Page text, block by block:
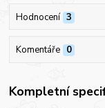
Hodnocení 3
Komentáře 0
Kompletní